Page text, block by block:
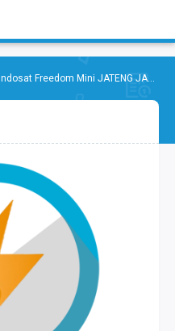
Indosat Freedom Mini JATENG JABAR